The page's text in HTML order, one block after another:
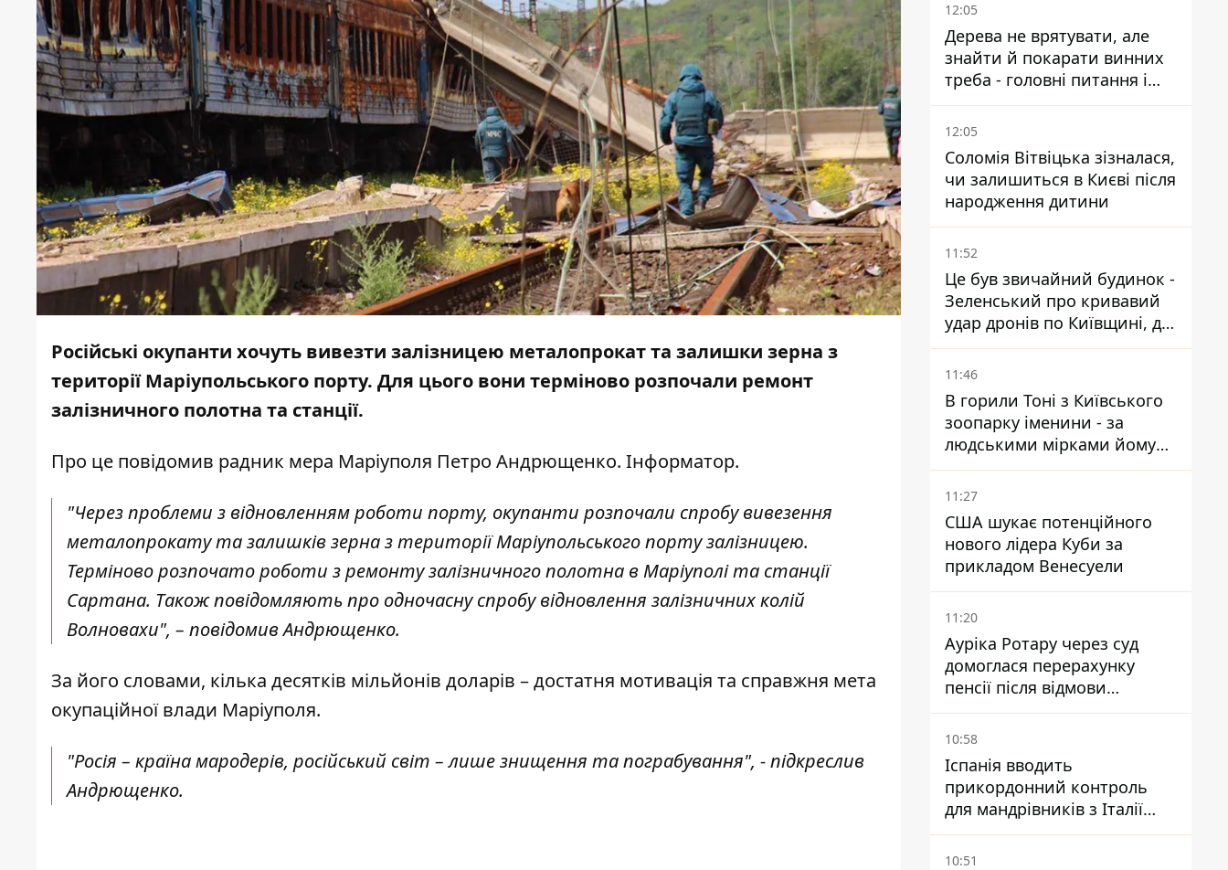
Російські окупанти хочуть вивезти залізницею металопрокат та залишки зерна з
території Маріупольського порту. Для цього вони терміново розпочали ремонт
залізничного полотна та станції.
Про це повідомив радник мера Маріуполя Петро Андрющенко. Інформатор.
"Через проблеми з відновленням роботи порту, окупанти розпочали спробу вивезення
металопрокату та залишків зерна з території Маріупольського порту залізницею.
Терміново розпочато роботи з ремонту залізничного полотна в Маріуполі та станції
Сартана. Також повідомляють про одночасну спробу відновлення залізничних колій
Волновахи", – повідомив Андрющенко.
За його словами, кілька десятків мільйонів доларів – достатня мотивація та справжня мета
окупаційної влади Маріуполя.
"Росія – країна мародерів, російський світ – лише знищення та пограбування", - підкреслив
Андрющенко.
12:05
Дерева не врятувати, але
знайти й покарати винних
треба - головні питання і
висновки з конфлікту на
Теремках
12:05
Соломія Вітвіцька зізналася,
чи залишиться в Києві після
народження дитини
11:52
Це був звичайний будинок -
Зеленський про кривавий
удар дронів по Київщині, де
загинули дідусь, бабуся та їх
малолітній онук
11:46
В горили Тоні з Київського
зоопарку іменини - за
людськими мірками йому
вже понад 90 років
11:27
США шукає потенційного
нового лідера Куби за
прикладом Венесуели
11:20
Ауріка Ротару через суд
домоглася перерахунку
пенсії після відмови
Пенсійного фонду
10:58
Іспанія вводить
прикордонний контроль
для мандрівників з Італії
через міграційний конфлікт
10:51